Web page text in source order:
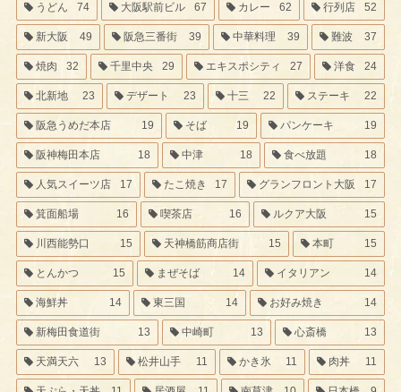
うどん 74 大阪駅前ビル 67 カレー 62 行列店 52
新大阪 49 阪急三番街 39 中華料理 39 難波 37
焼肉 32 千里中央 29 エキスポシティ 27 洋食 24
北新地 23 デザート 23 十三 22 ステーキ 22
阪急うめだ本店 19 そば 19 パンケーキ 19
阪神梅田本店 18 中津 18 食べ放題 18
人気スイーツ店 17 たこ焼き 17 グランフロント大阪 17
箕面船場 16 喫茶店 16 ルクア大阪 15
川西能勢口 15 天神橋筋商店街 15 本町 15
とんかつ 15 まぜそば 14 イタリアン 14
海鮮丼 14 東三国 14 お好み焼き 14
新梅田食道街 13 中崎町 13 心斎橋 13
天満天六 13 松井山手 11 かき氷 11 肉丼 11